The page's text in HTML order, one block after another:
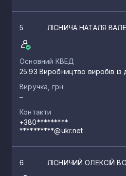
5 ЛІСНИЧА НАТАЛЯ
Основний КВЕД
25.93 Виробництво виробів із
Виручка, грн
–
Контакти
+380*********
**********@ukr.net
6 ЛІСНИЧИЙ ОЛЕКСІЙ